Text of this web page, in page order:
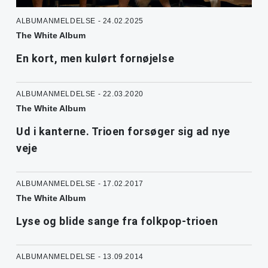
ALBUMANMELDELSE - 24.02.2025
The White Album
En kort, men kulørt fornøjelse
ALBUMANMELDELSE - 22.03.2020
The White Album
Ud i kanterne. Trioen forsøger sig ad nye
veje
ALBUMANMELDELSE - 17.02.2017
The White Album
Lyse og blide sange fra folkpop-trioen
ALBUMANMELDELSE - 13.09.2014